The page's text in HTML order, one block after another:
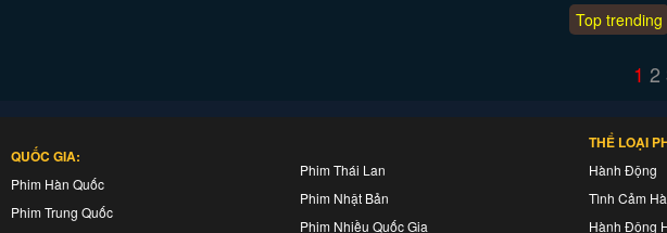
Top trending
1 2
QUỐC GIA:
Phim Hàn Quốc
Phim Trung Quốc
Phim Thái Lan
Phim Nhật Bản
Phim Nhiều Quốc Gia
THỂ LOẠI
Hành Động
Tình Cảm
Hành Động